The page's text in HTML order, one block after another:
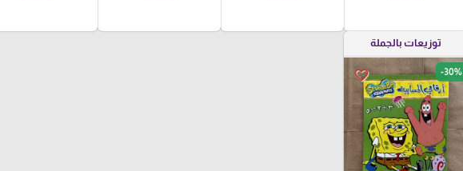
توزيعات بالجملة
favorite_border -30%